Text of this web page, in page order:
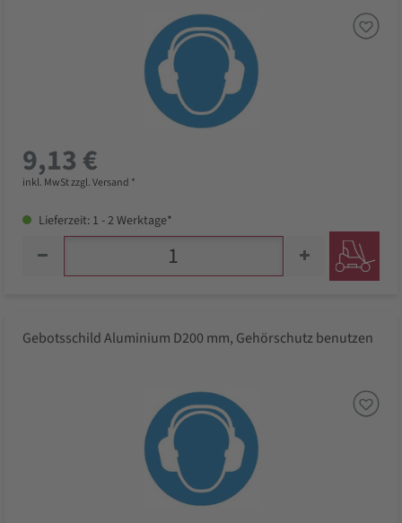
9,13 €
inkl. MwSt zzgl. Versand *
Lieferzeit: 1 - 2 Werktage*
Gebotsschild Aluminium D200 mm, Gehörschutz benutzen